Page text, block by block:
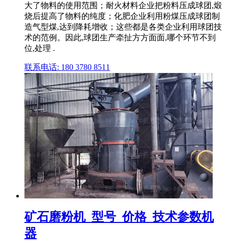
大了物料的使用范围；耐火材料企业把粉料压成球团,煅
烧后提高了物料的纯度；化肥企业利用粉煤压成球团制
造气型煤,达到降耗增收；这些都是各类企业利用球团技
术的范例。因此,球团生产牵扯方方面面,哪个环节不到
位,处理 .
联系电话: 180 3780 8511
矿石磨粉机_型号_价格_技术参数机
器